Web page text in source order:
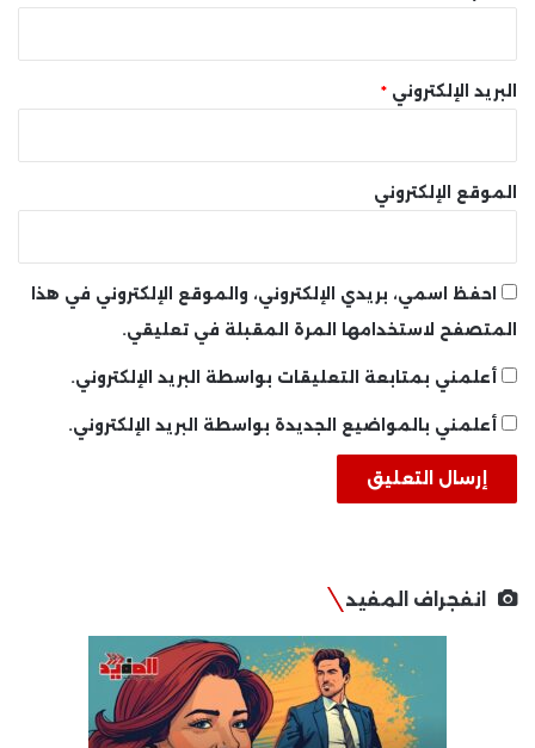
البريد الإلكتروني *
الموقع الإلكتروني
احفظ اسمي، بريدي الإلكتروني، والموقع الإلكتروني في هذا
المتصفح لاستخدامها المرة المقبلة في تعليقي.
أعلمني بمتابعة التعليقات بواسطة البريد الإلكتروني.
أعلمني بالمواضيع الجديدة بواسطة البريد الإلكتروني.
انفجراف المفيد